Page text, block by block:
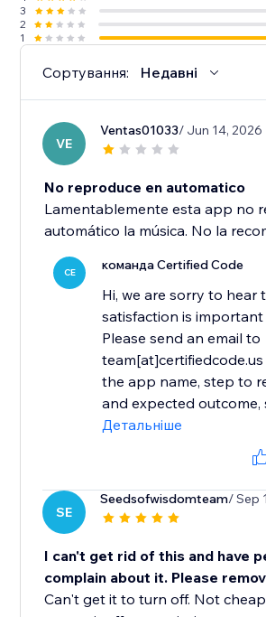
3
2
1
Сортування: Недавні
VE
Ventas01033/ Jun 14, 2026
No reproduce en automatico
Lamentablemente esta app no
automático la música. No la
CE команда Certified Code
Hi, we are sorry to hear
satisfaction is important
Please send an email to
the app name, step to
and expected outcome,
Детальніше
SE
Seedsofwisdomteam/ Sep
I can't get rid of this and have
complain about it. Please
Can't get it to turn off. Not